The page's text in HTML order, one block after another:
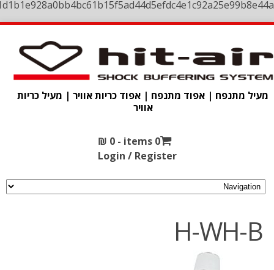
מעיל מתנפח | אפוד מתנפח | אפוד כריות אוויר | מעיל כריות
אוויר
0 items -
₪ 0
Login / Register
H-WH-B